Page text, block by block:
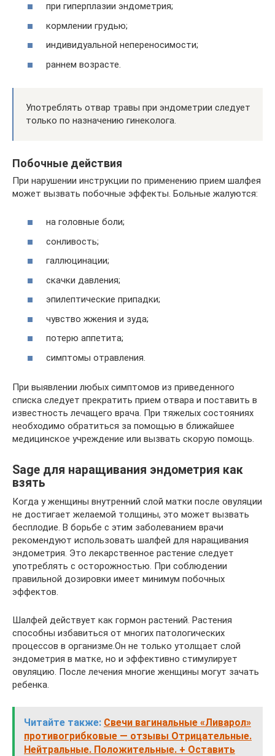
при гиперплазии эндометрия;
кормлении грудью;
индивидуальной непереносимости;
раннем возрасте.
Употреблять отвар травы при эндометрии следует
только по назначению гинеколога.
Побочные действия
При нарушении инструкции по применению прием шалфея
может вызвать побочные эффекты. Больные жалуются:
на головные боли;
сонливость;
галлюцинации;
скачки давления;
эпилептические припадки;
чувство жжения и зуда;
потерю аппетита;
симптомы отравления.
При выявлении любых симптомов из приведенного
списка следует прекратить прием отвара и поставить в
известность лечащего врача. При тяжелых состояниях
необходимо обратиться за помощью в ближайшее
медицинское учреждение или вызвать скорую помощь.
Sage для наращивания эндометрия как
взять
Когда у женщины внутренний слой матки после овуляции
не достигает желаемой толщины, это может вызвать
бесплодие. В борьбе с этим заболеванием врачи
рекомендуют использовать шалфей для наращивания
эндометрия. Это лекарственное растение следует
употреблять с осторожностью. При соблюдении
правильной дозировки имеет минимум побочных
эффектов.
Шалфей действует как гормон растений. Растения
способны избавиться от многих патологических
процессов в организме.Он не только утолщает слой
эндометрия в матке, но и эффективно стимулирует
овуляцию. После лечения многие женщины могут зачать
ребенка.
Читайте также: Свечи вагинальные «Ливарол»
противогрибковые — отзывы Отрицательные.
Нейтральные. Положительные. + Оставить